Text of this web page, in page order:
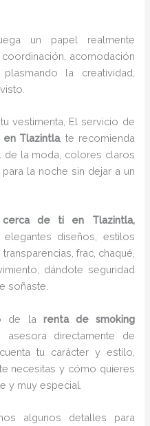
un papel realmente
acomodación
la creatividad,
vestimenta, El servicio de
Tlazintla, te recomienda
de la moda, colores claros
la noche sin dejar a un
cerca de ti
en Tlazintla,
diseños, estilos
frac, chaqué,
dándote seguridad
soñaste.
de la renta de smoking
directamente de
tu carácter y estilo,
necesitas y cómo quieres
y muy especial.
algunos detalles para